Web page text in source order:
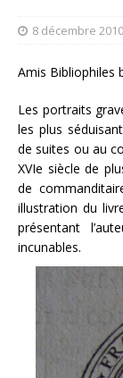
8 décembre 2010
Amis Bibliophiles
Les portraits
les plus
de suites ou au
XVIe siècle de
de
illustration du
présentant
incunables.